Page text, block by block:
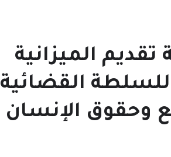
الميزانية
القضائية
وحقوق الإنسان